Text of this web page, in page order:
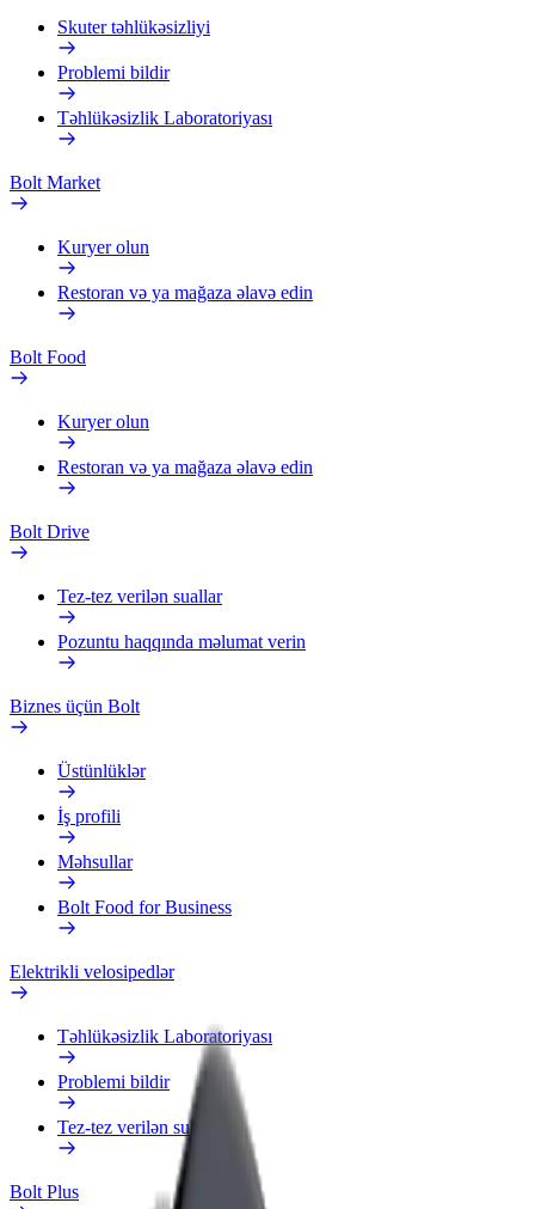
Skuter təhlükəsizliyi
Problemi bildir
Təhlükəsizlik Laboratoriyası
Bolt Market
Kuryer olun
Restoran və ya mağaza əlavə edin
Bolt Food
Kuryer olun
Restoran və ya mağaza əlavə edin
Bolt Drive
Tez-tez verilən suallar
Pozuntu haqqında məlumat verin
Biznes üçün Bolt
Üstünlüklər
İş profili
Məhsullar
Bolt Food for Business
Elektrikli velosipedlər
Təhlükəsizlik Laboratoriyası
Problemi bildir
Tez-tez verilən suallar
Bolt Plus